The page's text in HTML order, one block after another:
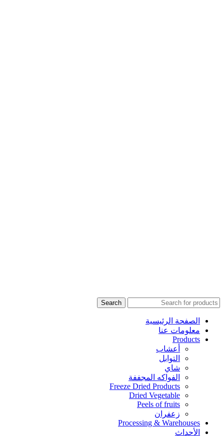
Search
الصفحة الرئيسية
معلومات عنا
Products
أعشاب
التوابل
شاي
الفواكه المجففة
Freeze Dried Products
Dried Vegetable
Peels of fruits
زعفران
Processing & Warehouses
الأحداث